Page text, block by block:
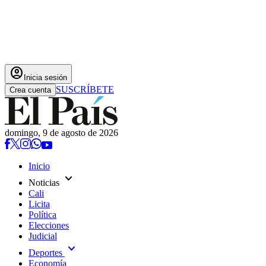
account_circle Inicia sesión
Crea cuenta SUSCRÍBETE
domingo, 9 de agosto de 2026
Inicio
Noticias expand_more
Cali
Licita
Política
Elecciones
Judicial
Deportes expand_more
Economía